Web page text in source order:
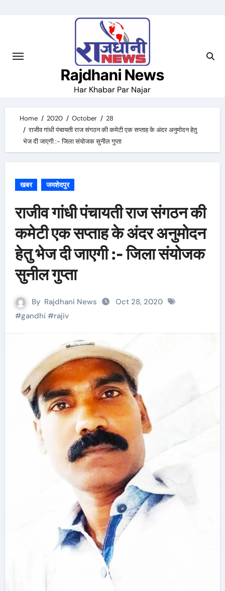
Rajdhani News
Har Khabar Par Najar
Home 2020 October
28
राजीव गांधी पंचायती राज संगठन की कमेटी एक सप्ताह के अंदर अनुमोदन हेतु
भेज दी जाएगी :- जिला संयोजक सुनील गुप्ता
खबर जमशेदपुर
राजीव गांधी पंचायती राज संगठन की
कमेटी एक सप्ताह के अंदर अनुमोदन
हेतु भेज दी जाएगी :- जिला संयोजक
सुनील गुप्ता
By Rajdhani News
Oct 28, 2020
#gandhi #rajiv